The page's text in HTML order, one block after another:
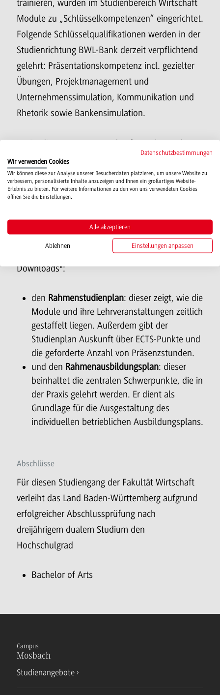
trainieren, wurden im Studienbereich Wirtschaft
Module zu „Schlüsselkompetenzen“ eingerichtet.
Folgende Schlüsselqualifikationen werden in der
Studienrichtung BWL-Bank derzeit verpflichtend
gelehrt: Präsentationskompetenz incl. gezielter
Übungen, Projektmanagement und
Unternehmenssimulation, Kommunikation und
Rhetorik sowie Bankensimulation.
Im Studienprogramm werden ferner besondere
Lehrveranstaltungen zum
Arbeitenangeboten.
Weise die genannten Kompetenzziele. Das
Curriculum wird im Folgenden beschrieben durch
(die Dokument finden Sie unter "Dokumente und
Downloads":
den Rahmenstudienplan: dieser zeigt, wie die
Module und ihre Lehrveranstaltungen zeitlich
gestaffelt liegen. Außerdem gibt der
Studienplan Auskunft über ECTS-Punkte und
die geforderte Anzahl von Präsenzstunden.
und den Rahmenausbildungsplan: dieser
beinhaltet die zentralen Schwerpunkte, die in
der Praxis gelehrt werden. Er dient als
Grundlage für die Ausgestaltung des
individuellen betrieblichen Ausbildungsplans.
Abschlüsse
Für diesen Studiengang der Fakultät Wirtschaft
verleiht das Land Baden-Württemberg aufgrund
erfolgreicher Abschlussprüfung nach
dreijährigem dualem Studium den
Hochschulgrad
Bachelor of Arts
Campus
Mosbach
Studienangebote
Datenschutzbestimmungen
Wir verwenden Cookies
Wir können diese zur Analyse unserer Besucherdaten platzieren, um unsere Website zu
verbessern, personalisierte Inhalte anzuzeigen und Ihnen ein großartiges Website-
Erlebnis zu bieten. Für weitere Informationen zu den von uns verwendeten Cookies
öffnen Sie die Einstellungen.
Alle akzeptieren
Ablehnen Einstellungen anpassen